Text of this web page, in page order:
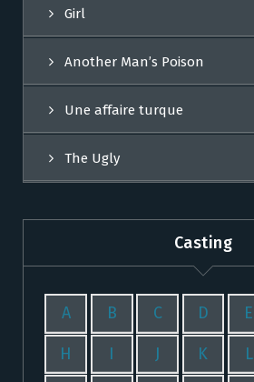
Girl
Another Man’s Poison
Une affaire turque
The Ugly
Casting
A B C D E
H I J K L